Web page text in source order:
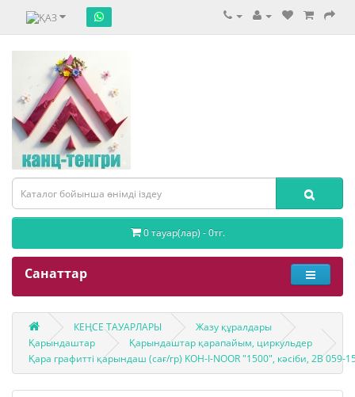
0 тауар(лар) - 0тг.
Санаттар
КЕҢСЕ ТАУАРЛАРЫ
Жазу құралдары
Қарындаштар
Қарындаштар қарапайым, циркульдер
Қара графитті қарындаш (сағ/гр) KOH-I-NOOR "1500", кәсіби, 2В 059-